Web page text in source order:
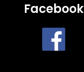
Facebook